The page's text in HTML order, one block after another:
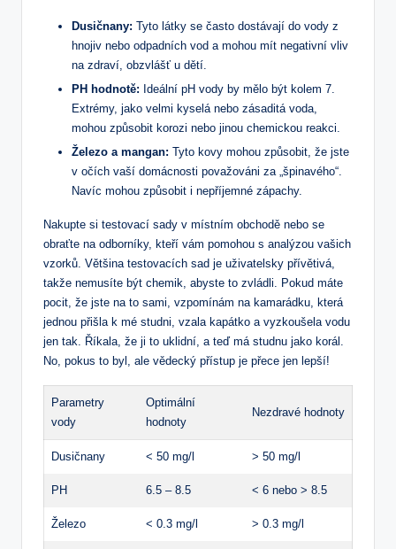
Dusičnany: Tyto látky se často dostávají do vody z
hnojiv nebo odpadních vod a mohou mít negativní vliv
na zdraví, obzvlášť u dětí.
PH hodnotě: Ideální pH vody by mělo být kolem 7.
Extrémy, jako velmi kyselá nebo zásaditá voda,
mohou způsobit korozi nebo jinou chemickou reakci.
Železo a mangan: Tyto kovy mohou způsobit, že jste
v očích vaší domácnosti považováni za „špinavého“.
Navíc mohou způsobit i nepříjemné zápachy.
Nakupte si testovací sady v místním obchodě nebo se
obraťte na odborníky, kteří vám pomohou s analýzou vašich
vzorků. Většina testovacích sad je uživatelsky přívětivá,
takže nemusíte být chemik, abyste to zvládli. Pokud máte
pocit, že jste na to sami, vzpomínám na kamarádku, která
jednou přišla k mé studni, vzala kapátko a vyzkoušela vodu
jen tak. Říkala, že ji to uklidní, a teď má studnu jako korál.
No, pokus to byl, ale vědecký přístup je přece jen lepší!
Parametry
vody
Optimální
hodnoty
Nezdravé hodnoty
Dusičnany < 50 mg/l > 50 mg/l
PH 6.5 – 8.5 < 6 nebo > 8.5
Železo < 0.3 mg/l > 0.3 mg/l